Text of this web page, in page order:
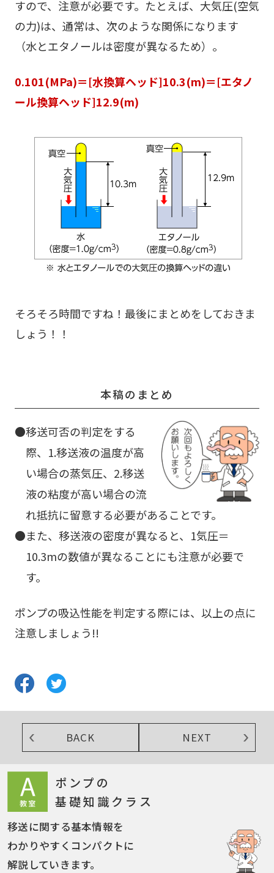
すので、注意が必要です。たとえば、大気圧(空気
の力)は、通常は、次のような関係になります
（水とエタノールは密度が異なるため）。
0.101(MPa)＝[水換算ヘッド]10.3(m)＝[エタノ
ール換算ヘッド]12.9(m)
そろそろ時間ですね！最後にまとめをしておきま
しょう！！
本稿のまとめ
移送可否の判定をする
際、1.移送液の温度が高
い場合の蒸気圧、2.移送
液の粘度が高い場合の流
れ抵抗に留意する必要があることです。
また、移送液の密度が異なると、1気圧＝
10.3mの数値が異なることにも注意が必要で
す。
ポンプの吸込性能を判定する際には、以上の点に
注意しましょう!!
BACK NEXT
ポンプの
基礎知識クラス
移送に関する基本情報を
わかりやすくコンパクトに
解説していきます。